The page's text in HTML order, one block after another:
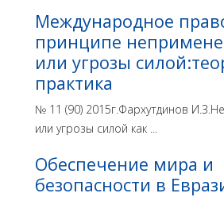
Международное
принципе
или угрозы
практика
№ 11 (90) 2015г.Фархутдинов
или угрозы силой как ...
Обеспечение мира и
безопасности в